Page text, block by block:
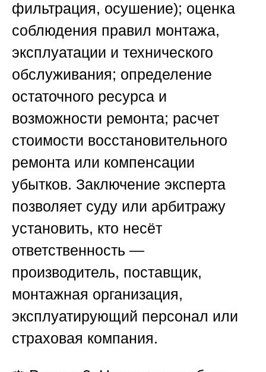
фильтрация, осушение); оценка
соблюдения правил монтажа,
эксплуатации и технического
обслуживания; определение
остаточного ресурса и
возможности ремонта; расчет
стоимости восстановительного
ремонта или компенсации
убытков. Заключение эксперта
позволяет суду или арбитражу
установить, кто несёт
ответственность —
производитель, поставщик,
монтажная организация,
эксплуатирующий персонал или
страховая компания.